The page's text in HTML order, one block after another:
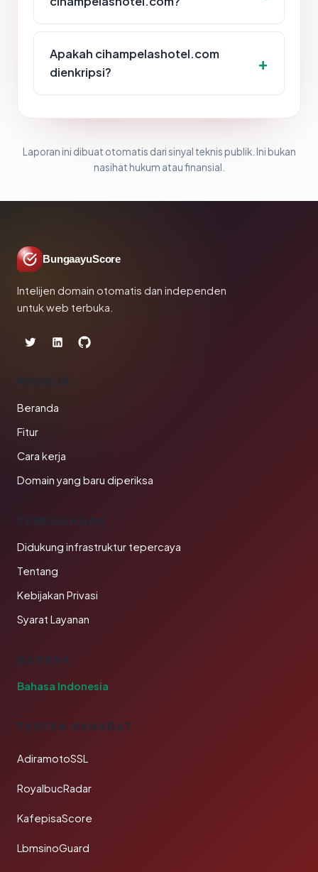
Apakah cihampelashotel.com
dienkripsi?
Laporan ini dibuat otomatis dari sinyal teknis publik. Ini bukan
nasihat hukum atau finansial.
BungaayuScore
Intelijen domain otomatis dan independen
untuk web terbuka.
PRODUK
Beranda
Fitur
Cara kerja
Domain yang baru diperiksa
PERUSAHAAN
Didukung infrastruktur tepercaya
Tentang
Kebijakan Privasi
Syarat Layanan
BAHASA
Bahasa Indonesia
TAUTAN SAHABAT
AdiramotoSSL
RoyalbucRadar
KafepisaScore
LbmsinoGuard